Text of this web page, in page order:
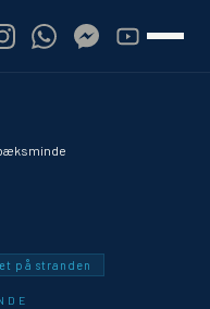
på stranden